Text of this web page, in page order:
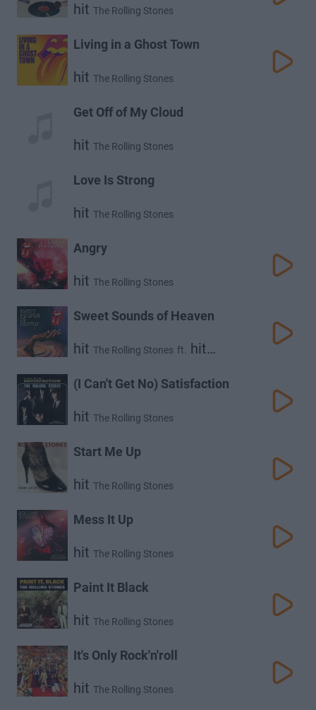
hit The Rolling Stones
Living in a Ghost Town
hit The Rolling Stones
Get Off of My Cloud
hit The Rolling Stones
Love Is Strong
hit The Rolling Stones
Angry
hit The Rolling Stones
Sweet Sounds of Heaven
hit The Rolling Stones ft. hit
(I Can't Get No) Satisfaction
hit The Rolling Stones
Start Me Up
hit The Rolling Stones
Mess It Up
hit The Rolling Stones
Paint It Black
hit The Rolling Stones
It's Only Rock'n'roll
hit The Rolling Stones